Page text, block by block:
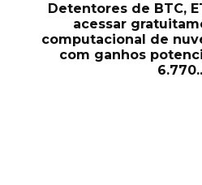
Detentores de BTC,
acessar
computacional de
com ganhos